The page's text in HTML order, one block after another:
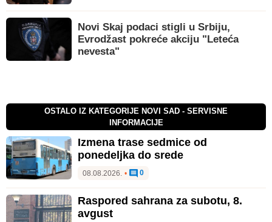
Novi Skaj podaci stigli u Srbiju,
Evrodžast pokreće akciju "Leteća
nevesta"
OSTALO IZ KATEGORIJE NOVI SAD - SERVISNE
INFORMACIJE
Izmena trase sedmice od
ponedeljka do srede
08.08.2026. • 0
Raspored sahrana za subotu, 8.
avgust